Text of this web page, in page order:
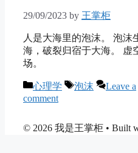
29/09/2023 by 王掌柜
人是大海里的泡沫。 泡沫
海，破裂归宿于大海。 虚
场。
Categories
心理学 Tags
泡沫
Leave a
comment
© 2026 我是王掌柜 • Built